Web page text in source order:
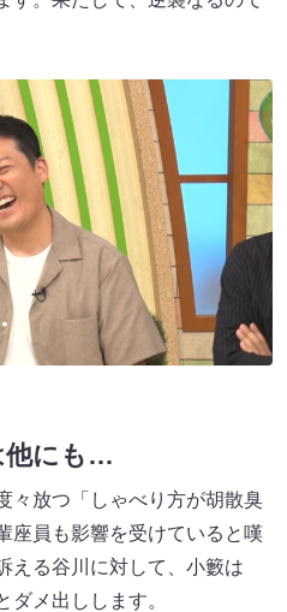
他にも…
々放つ「しゃべり方が胡散臭
座員も影響を受けていると嘆
える谷川に対して、小籔は
ダメ出しします。